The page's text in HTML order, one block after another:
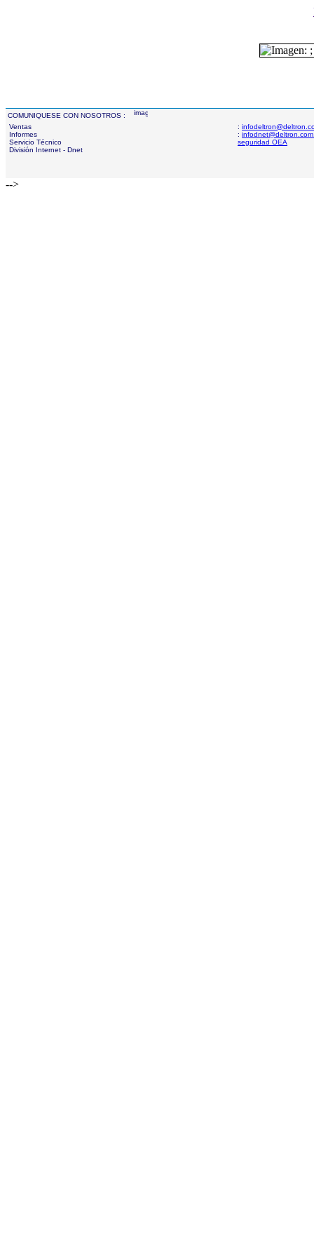
COMUNIQUESE CON NOSOTROS :
Ventas
Informes
Servicio Técnico
División Internet - Dnet
:
:
seguridad OEA
-->